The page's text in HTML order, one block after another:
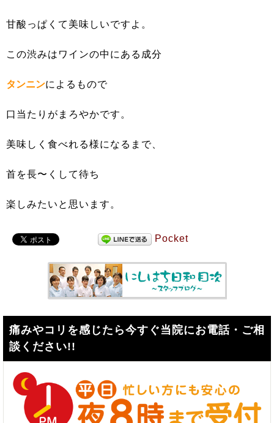
甘酸っぱくて美味しいですよ。
この渋みはワインの中にある成分
タンニンによるもので
口当たりがまろやかです。
美味しく食べれる様になるまで、
首を長〜くして待ち
楽しみたいと思います。
Pocket
痛みやコリを感じたら今すぐ当院にお電話・ご相
談ください!!